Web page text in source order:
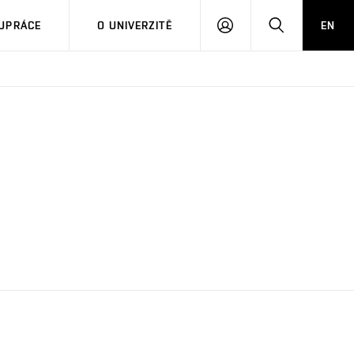
O UNIVERZITĚ
PŘIHLÁSIT HLEDATEN